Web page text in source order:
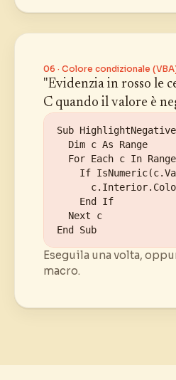
06 · Colore condizionale
"Evidenzia in rosso le
C quando il valore è
Sub
  Dim c As Range
For Each c In
If
    End If
  Next c
End Sub
Eseguila una volta,
macro.